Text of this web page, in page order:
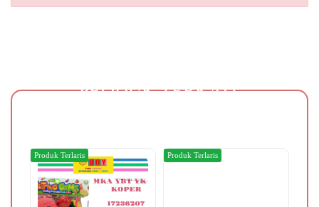
PRODUK TERKAIT
Produk Terlaris Produk Terlaris